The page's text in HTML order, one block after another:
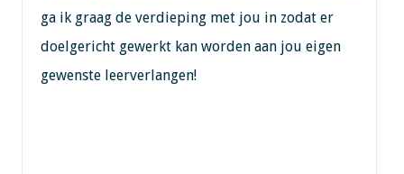
ga ik graag de verdieping met jou in zodat er
doelgericht gewerkt kan worden aan jou eigen
gewenste leerverlangen!